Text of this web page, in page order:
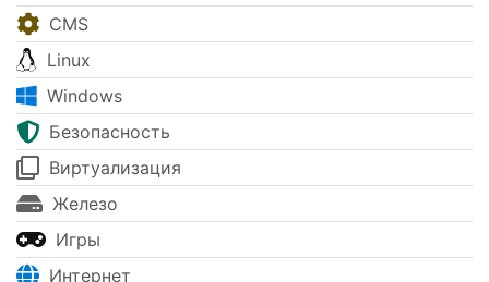
CMS
Linux
Windows
Безопасность
Виртуализация
Железо
Игры
Интернет